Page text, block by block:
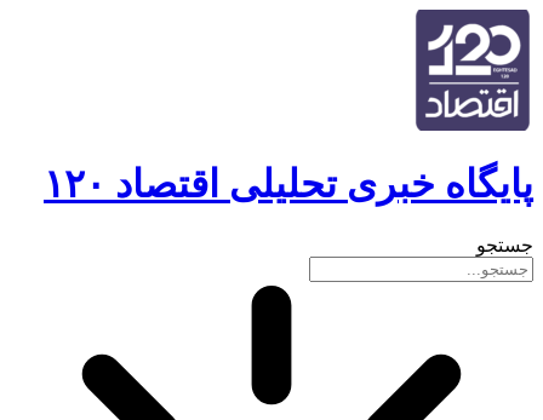
پایگاه خبری تحلیلی اقتصاد ۱۲۰
جستجو